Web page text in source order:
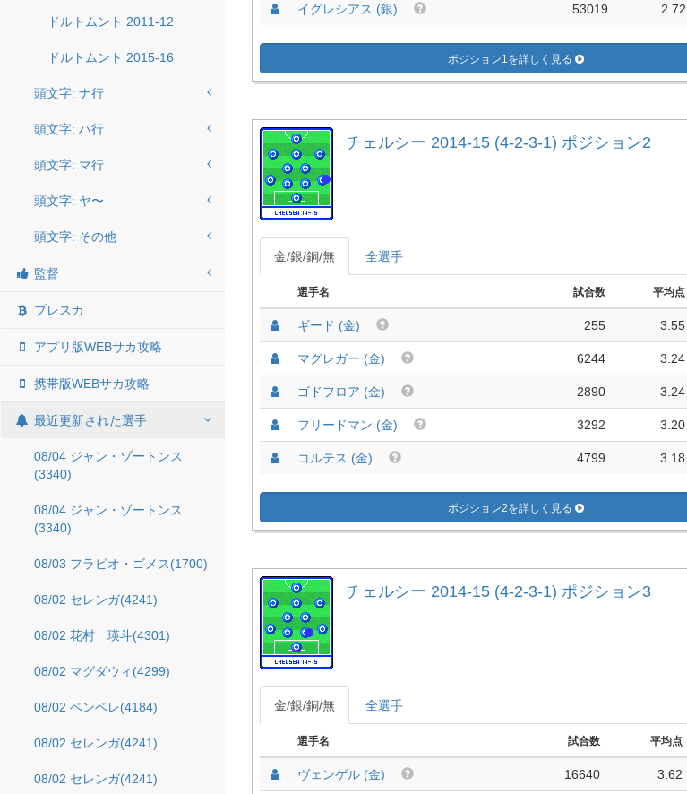
ドルトムント 2011-12
ドルトムント 2015-16
頭文字: ナ行
頭文字: ハ行
頭文字: マ行
頭文字: ヤ〜
頭文字: その他
監督
プレスカ
アプリ版WEBサカ攻略
携帯版WEBサカ攻略
最近更新された選手
08/04 ジャン・ゾートンス
(3340)
08/04 ジャン・ゾートンス
(3340)
08/03 フラビオ・ゴメス(1700)
08/02 セレンガ(4241)
08/02 花村 瑛斗(4301)
08/02 マグダウィ(4299)
08/02 ベンベレ(4184)
08/02 セレンガ(4241)
08/02 セレンガ(4241)
イグレシアス (銀) 53019 2.72
ポジション1を詳しく見る
チェルシー 2014-15 (4-2-3-1) ポジション2
金/銀/銅/無 全選手
選手名 試合数 平均点
ギード (金) 255 3.55
マグレガー (金) 6244 3.24
ゴドフロア (金) 2890 3.24
フリードマン (金) 3292 3.20
コルテス (金) 4799 3.18
ポジション2を詳しく見る
チェルシー 2014-15 (4-2-3-1) ポジション3
金/銀/銅/無 全選手
選手名 試合数 平均点
ヴェンゲル (金) 16640 3.62